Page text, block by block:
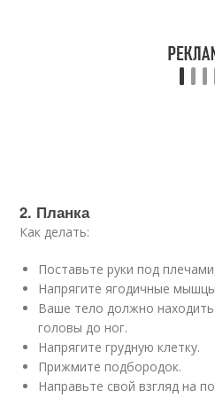
2. Планка
Как делать:
Поставьте руки под
Напрягите ягодичные
Ваше тело должно
головы до ног.
Напрягите грудную клетку.
Прижмите подбородок.
Направьте свой взгляд на